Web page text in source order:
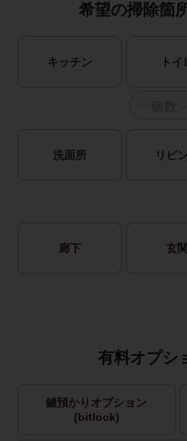
希望の掃除箇
キッチン トイ
洗面所 リビ
廊下 玄関
有料オプシ
鍵預かりオプション
(bitlock)